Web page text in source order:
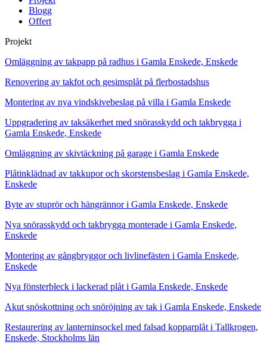
Blogg
Offert
Projekt
Omläggning av takpapp på radhus i Gamla Enskede, Enskede
Renovering av takfot och gesimsplåt på flerbostadshus
Montering av nya vindskivebeslag på villa i Gamla Enskede
Uppgradering av taksäkerhet med snörasskydd och takbrygga i
Gamla Enskede, Enskede
Omläggning av skivtäckning på garage i Gamla Enskede
Plåtinklädnad av takkupor och skorstensbeslag i Gamla Enskede,
Enskede
Byte av stuprör och hängrännor i Gamla Enskede, Enskede
Nya snörasskydd och takbrygga monterade i Gamla Enskede,
Enskede
Montering av gångbryggor och livlinefästen i Gamla Enskede,
Enskede
Nya fönsterbleck i lackerad plåt i Gamla Enskede, Enskede
Akut snöskottning och snöröjning av tak i Gamla Enskede, Enskede
Restaurering av lanterninsockel med falsad kopparplåt i Tallkrogen,
Enskede, Stockholms län